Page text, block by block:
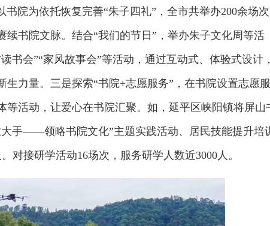
院为依托恢复完善“朱子四礼”，全市共举办200余场次
书院文脉。结合“我们的节日”，举办朱子文化周等活
书会”“家风故事会”等活动，通过互动式、体验式设计，
力量。三是探索“书院+志愿服务”，在书院设置志愿服
等活动，让爱心在书院汇聚。如，延平区峡阳镇将屏山
手——领略书院文化”主题实践活动、居民技能提升培
对接研学活动16场次，服务研学人数近3000人。